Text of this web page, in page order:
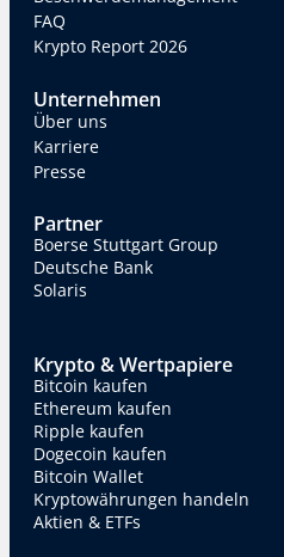
FAQ
Krypto Report 2026
Unternehmen
Über uns
Karriere
Presse
Partner
Boerse Stuttgart Group
Deutsche Bank
Solaris
Krypto & Wertpapiere
Bitcoin kaufen
Ethereum kaufen
Ripple kaufen
Dogecoin kaufen
Bitcoin Wallet
Kryptowährungen handeln
Aktien & ETFs